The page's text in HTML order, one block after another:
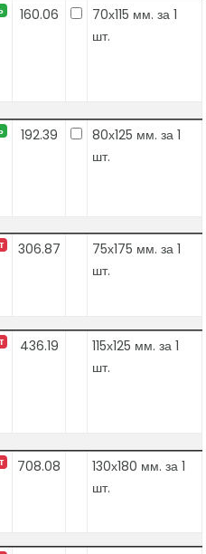
160.06
70х115 мм. за 1
шт.
192.39
80х125 мм. за 1
шт.
306.87
75х175 мм. за 1
шт.
436.19
115х125 мм. за 1
шт.
708.08
130х180 мм. за 1
шт.